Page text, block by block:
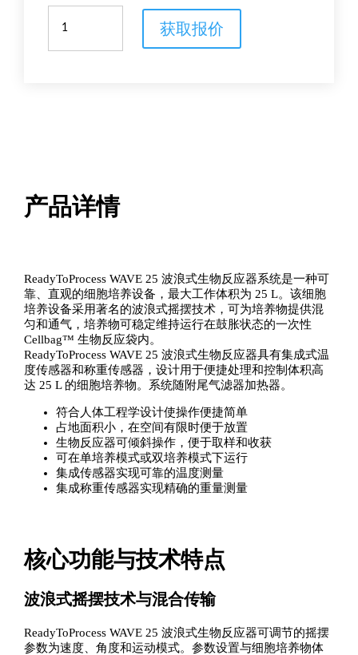
WAVE
反
应
获取报价
产品详情
ReadyToProcess WAVE 25 波浪式生物反应器系统是一种可
靠、直观的细胞培养设备，最大工作体积为 25 L。该细胞
培养设备采用著名的波浪式摇摆技术，可为培养物提供混
匀和通气，培养物可稳定维持运行在鼓胀状态的一次性
Cellbag™ 生物反应袋内。
ReadyToProcess WAVE 25 波浪式生物反应器具有集成式温
度传感器和称重传感器，设计用于便捷处理和控制体积高
达 25 L 的细胞培养物。系统随附尾气滤器加热器。
符合人体工程学设计使操作便捷简单
占地面积小，在空间有限时便于放置
生物反应器可倾斜操作，便于取样和收获
可在单培养模式或双培养模式下运行
集成传感器实现可靠的温度测量
集成称重传感器实现精确的重量测量
核心功能与技术特点
波浪式摇摆技术与混合传输
ReadyToProcess WAVE 25 波浪式生物反应器可调节的摇摆
参数为速度、角度和运动模式。参数设置与细胞培养物体